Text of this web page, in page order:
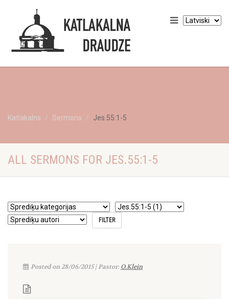
Katlakalns Sermons Jes.55:1-5
ALL SERMONS FOR JES.55:1-5
Posted on 28/06/2015 | Pastor:O.Klein